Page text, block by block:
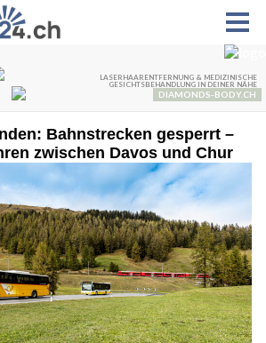
Bahnstrecken gesperrt –
zwischen Davos und Chur